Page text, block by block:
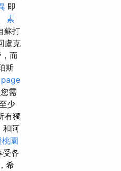
即
素
蘇打
盧克
而
斯
需
少
有獨
和阿
桃園
受各
希